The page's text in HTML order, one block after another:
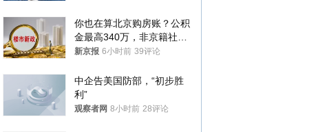
你也在算北京购房账？公积
金最高340万，非京籍社保
1年
新京报 6小时前 39评论
中企告美国防部，“初步胜
利”
观察者网 8小时前 28评论